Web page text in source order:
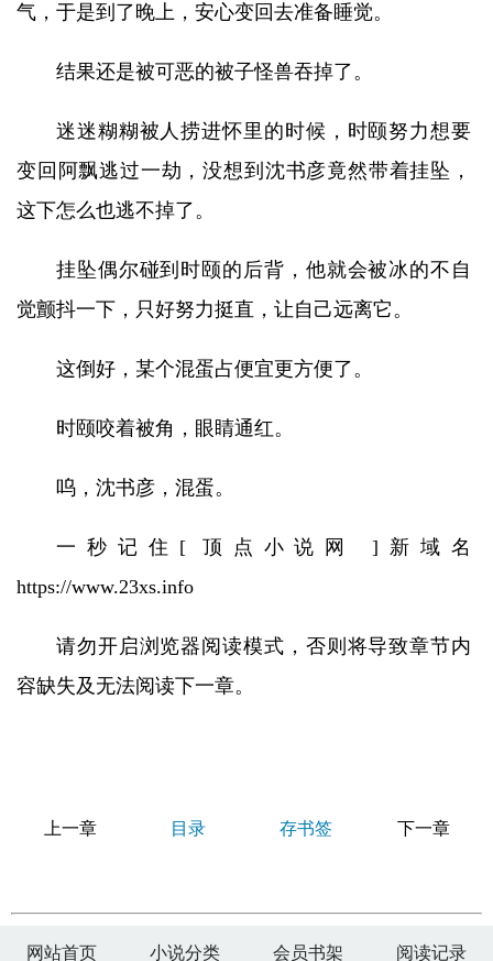
气，于是到了晚上，安心变回去准备睡觉。
结果还是被可恶的被子怪兽吞掉了。
迷迷糊糊被人捞进怀里的时候，时颐努力想要
变回阿飘逃过一劫，没想到沈书彦竟然带着挂坠，
这下怎么也逃不掉了。
挂坠偶尔碰到时颐的后背，他就会被冰的不自
觉颤抖一下，只好努力挺直，让自己远离它。
这倒好，某个混蛋占便宜更方便了。
时颐咬着被角，眼睛通红。
呜，沈书彦，混蛋。
一秒记住[ 顶点小说网 ]新域名
https://www.23xs.info
请勿开启浏览器阅读模式，否则将导致章节内
容缺失及无法阅读下一章。
上一章 目录 存书签 下一章
网站首页 小说分类 会员书架 阅读记录